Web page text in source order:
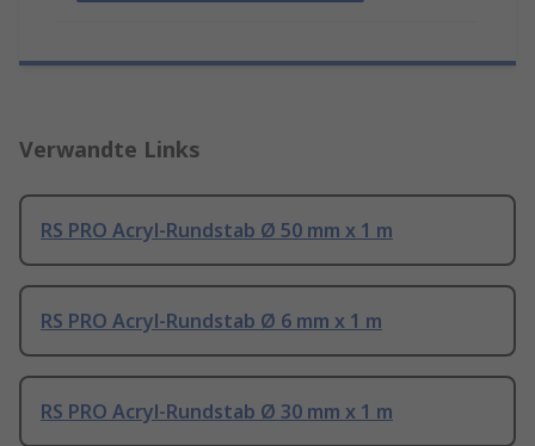
Verwandte Links
RS PRO Acryl-Rundstab Ø 50 mm x 1 m
RS PRO Acryl-Rundstab Ø 6 mm x 1 m
RS PRO Acryl-Rundstab Ø 30 mm x 1 m